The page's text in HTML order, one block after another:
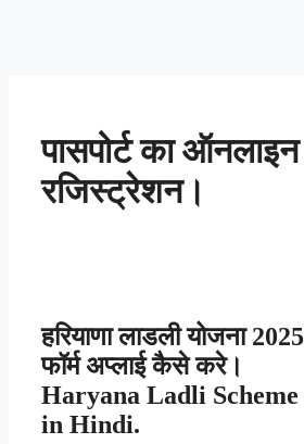
पासपोर्ट का ऑनलाइन
रजिस्ट्रेशन।
हरियाणा लाडली योजना 2025
फॉर्म अप्लाई कैसे करे।
Haryana Ladli Scheme
in Hindi.